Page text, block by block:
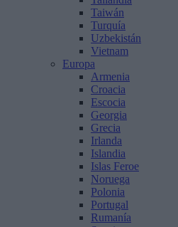
Taiwán
Turquía
Uzbekistán
Vietnam
Europa
Armenia
Croacia
Escocia
Georgia
Grecia
Irlanda
Islandia
Islas Feroe
Noruega
Polonia
Portugal
Rumanía